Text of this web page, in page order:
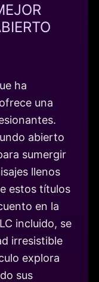
ha
una
abierto
sumergir
llenos
estos títulos
en la
incluido, se
irresistible
explora
sus